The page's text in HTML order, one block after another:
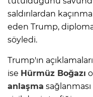
saldırılardan
eden Trump,
söyledi.
Trump'ın
ise Hürmüz Boğazı
anlaşma